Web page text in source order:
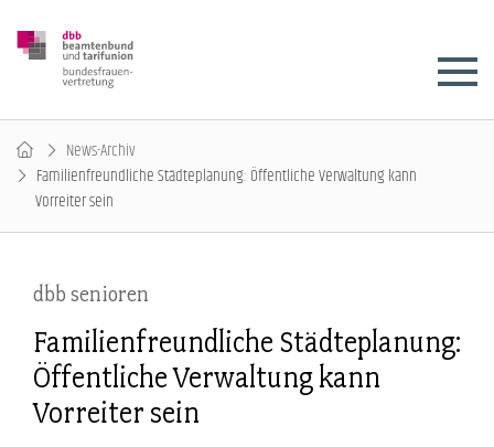
News-Archiv
Familienfreundliche Städteplanung: Öffentliche Verwaltung kann
Vorreiter sein
dbb senioren
Familienfreundliche Städteplanung:
Öffentliche Verwaltung kann
Vorreiter sein